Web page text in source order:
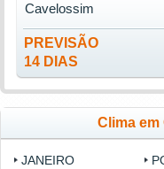
PREVISÃO
14 DIAS
Cavelossim
Clima
JANEIRO